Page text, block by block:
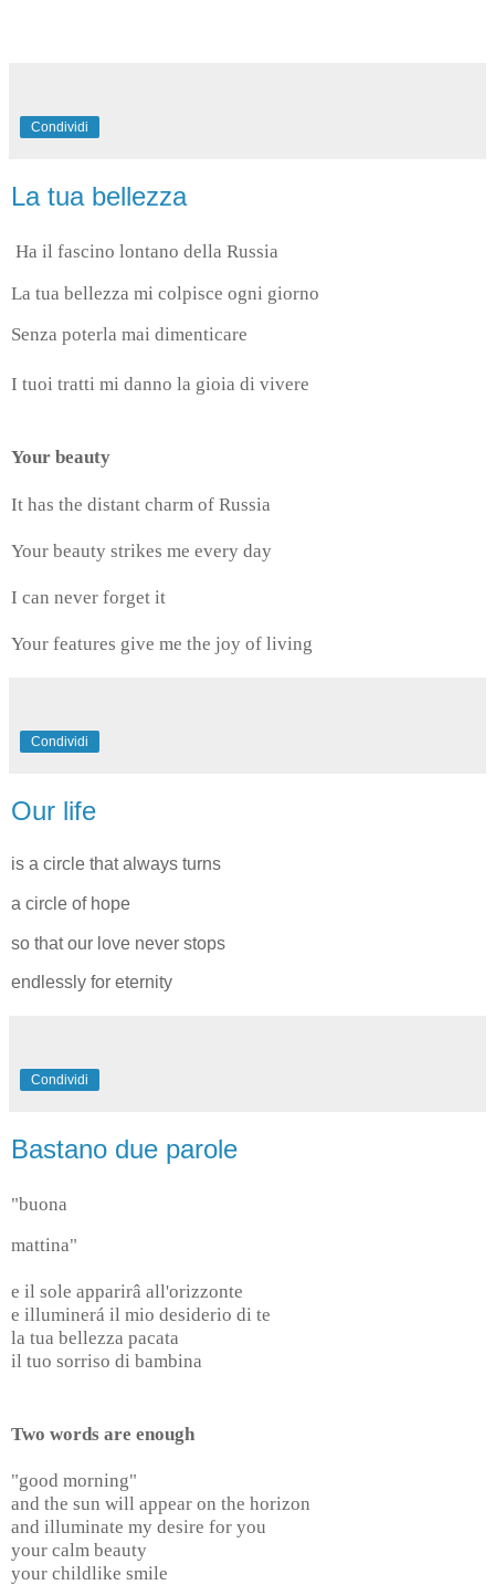
Condividi
La tua bellezza
Ha il fascino lontano della Russia
La tua bellezza mi colpisce ogni giorno
Senza poterla mai dimenticare
I tuoi tratti mi danno la gioia di vivere
Your beauty
It has the distant charm of Russia
Your beauty strikes me every day
I can never forget it
Your features give me the joy of living
Condividi
Our life
is a circle that always turns
a circle of hope
so that our love never stops
endlessly for eternity
Condividi
Bastano due parole
"buona
mattina"
e il sole apparirâ all'orizzonte
e illuminerá il mio desiderio di te
la tua bellezza pacata
il tuo sorriso di bambina
Two words are enough
"good morning"
and the sun will appear on the horizon
and illuminate my desire for you
your calm beauty
your childlike smile